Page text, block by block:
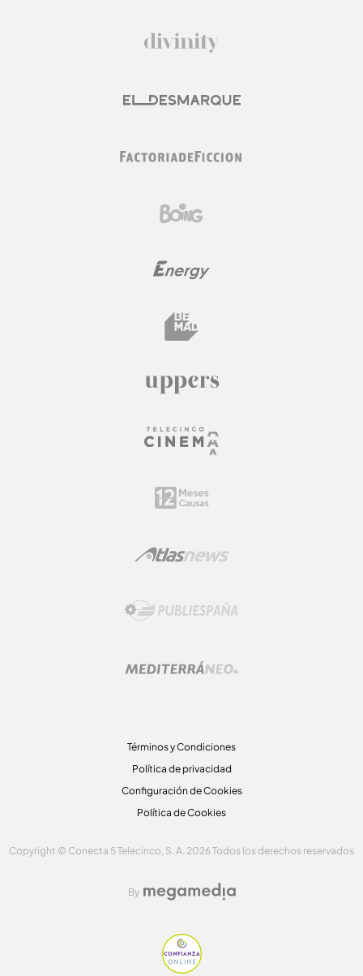
Términos y Condiciones
Política de privacidad
Configuración de Cookies
Política de Cookies
Copyright © Conecta 5 Telecinco, S. A. 2026 Todos los derechos reservados
By